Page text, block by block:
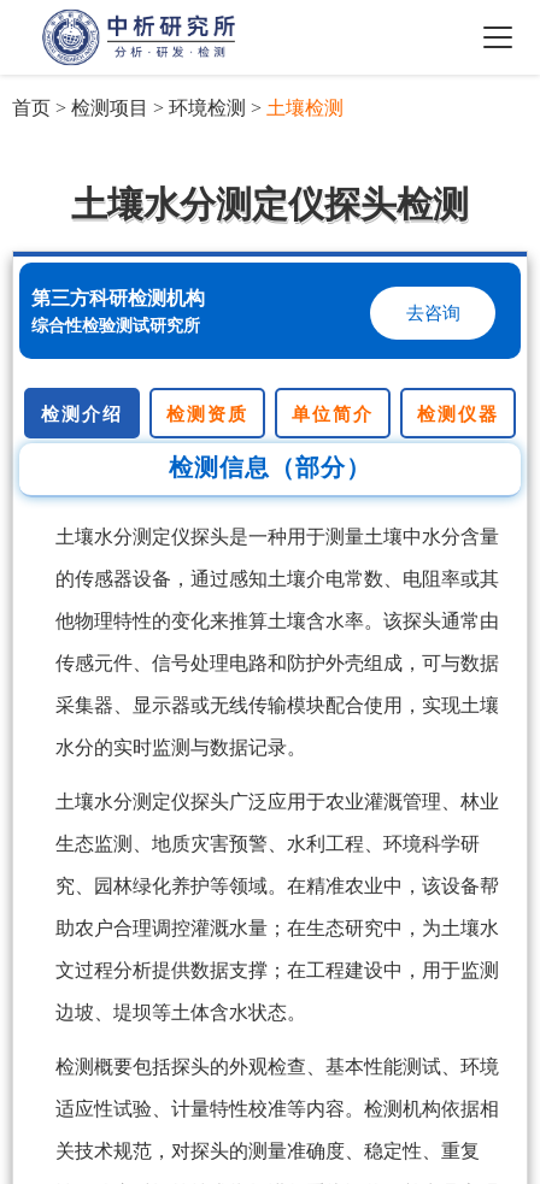
首页 > 检测项目 > 环境检测 > 土壤检测
土壤水分测定仪探头检测
第三方科研检测机构
综合性检验测试研究所
去咨询
检测介绍 检测资质 单位简介 检测仪器
检测信息（部分）
土壤水分测定仪探头是一种用于测量土壤中水分含量
的传感器设备，通过感知土壤介电常数、电阻率或其
他物理特性的变化来推算土壤含水率。该探头通常由
传感元件、信号处理电路和防护外壳组成，可与数据
采集器、显示器或无线传输模块配合使用，实现土壤
水分的实时监测与数据记录。
土壤水分测定仪探头广泛应用于农业灌溉管理、林业
生态监测、地质灾害预警、水利工程、环境科学研
究、园林绿化养护等领域。在精准农业中，该设备帮
助农户合理调控灌溉水量；在生态研究中，为土壤水
文过程分析提供数据支撑；在工程建设中，用于监测
边坡、堤坝等土体含水状态。
检测概要包括探头的外观检查、基本性能测试、环境
适应性试验、计量特性校准等内容。检测机构依据相
关技术规范，对探头的测量准确度、稳定性、重复